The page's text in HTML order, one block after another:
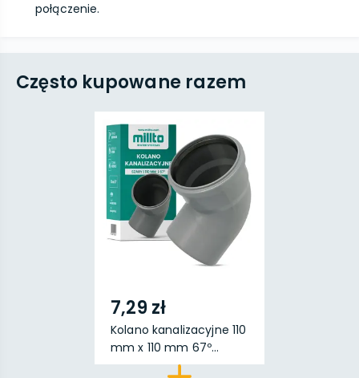
połączenie.
Często kupowane razem
7,29 zł
Kolano kanalizacyjne 110
mm x 110 mm 67º...